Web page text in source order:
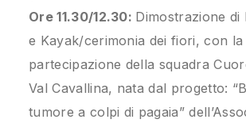
Ore 11.30/12.30: Dimostrazione di
e Kayak/cerimonia dei fiori, con la
partecipazione della squadra
Val Cavallina, nata dal progetto:
tumore a colpi di pagaia”